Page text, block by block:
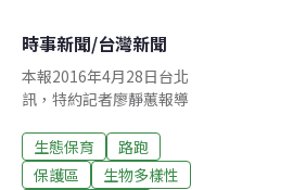
時事新聞/台灣新聞
本報2016年4月28日台北
訊，特約記者廖靜蕙報導
生態保育
路跑
保護區
生物多樣性